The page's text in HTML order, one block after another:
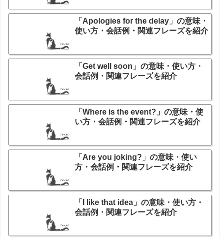
「Apologies for the delay」の意味・
使い方・会話例・関連フレーズを紹介
「Get well soon」の意味・使い方・
会話例・関連フレーズを紹介
「Where is the event?」の意味・使
い方・会話例・関連フレーズを紹介
「Are you joking?」の意味・使い
方・会話例・関連フレーズを紹介
「I like that idea」の意味・使い方・
会話例・関連フレーズを紹介